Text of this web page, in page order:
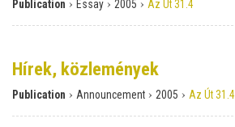
Publication Essay 2005 Az Út 31.4
Hírek, közlemények
Publication › Announcement › 2005 › Az Út 31.4